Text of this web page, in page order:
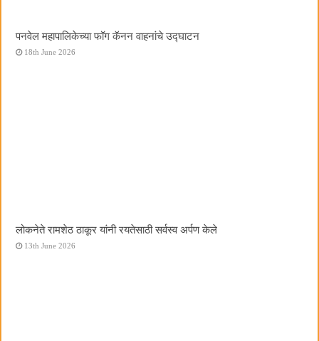
पनवेल महापालिकेच्या फॉग कॅनन वाहनांचे उद्घाटन
18th June 2026
लोकनेते रामशेठ ठाकूर यांनी रयतेसाठी सर्वस्व अर्पण केले
13th June 2026